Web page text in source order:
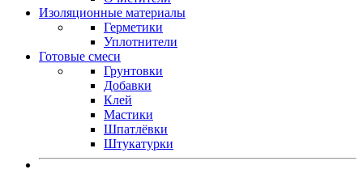
Изоляционные материалы
Герметики
Уплотнители
Готовые смеси
Грунтовки
Добавки
Клей
Мастики
Шпатлёвки
Штукатурки